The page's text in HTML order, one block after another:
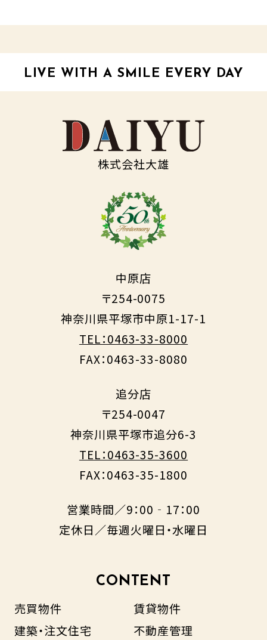
LIVE WITH A SMILE EVERY DAY
株式会社大雄
中原店
〒254-0075
神奈川県平塚市中原1-17-1
TEL：0463-33-8000
FAX：0463-33-8080
追分店
〒254-0047
神奈川県平塚市追分6-3
TEL：0463-35-3600
FAX：0463-35-1800
営業時間／9：00‐17：00
定休日／毎週火曜日・水曜日
CONTENT
売買物件
賃貸物件
建築・注文住宅
不動産管理